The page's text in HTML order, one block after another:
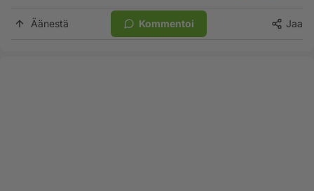
Äänestä Kommentoi Jaa